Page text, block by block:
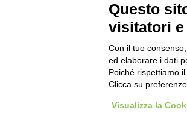
Questo
visitatori e
Con il tuo
ed elaborare i dati
Poiché rispettiamo
Clicca su
Visualizza la